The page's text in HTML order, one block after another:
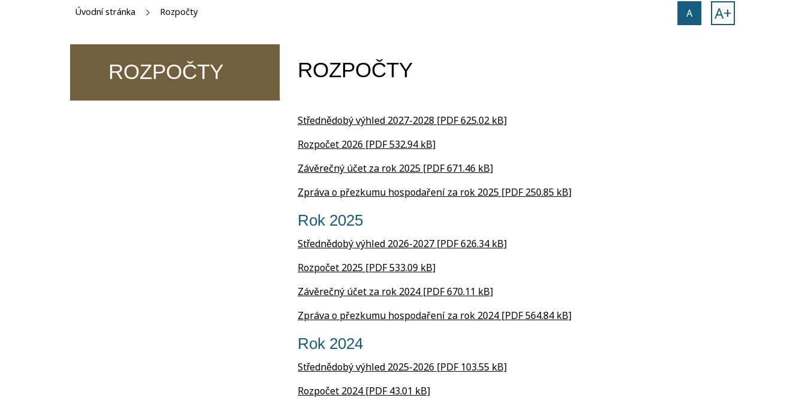
Úvodní stránka Rozpočty A A+
ROZPOČTY
Střednědobý výhled 2027-2028 [PDF 625.02 kB]
Rozpočet 2026 [PDF 532.94 kB]
Závěrečný účet za rok 2025 [PDF 671.46 kB]
Zpráva o přezkumu hospodaření za rok 2025 [PDF 250.85 kB]
Rok 2025
Střednědobý výhled 2026-2027 [PDF 626.34 kB]
Rozpočet 2025 [PDF 533.09 kB]
Závěrečný účet za rok 2024 [PDF 670.11 kB]
Zpráva o přezkumu hospodaření za rok 2024 [PDF 564.84 kB]
Rok 2024
Střednědobý výhled 2025-2026 [PDF 103.55 kB]
Rozpočet 2024 [PDF 43.01 kB]
ROZPOČTY